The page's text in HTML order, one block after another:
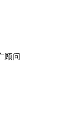
顾问